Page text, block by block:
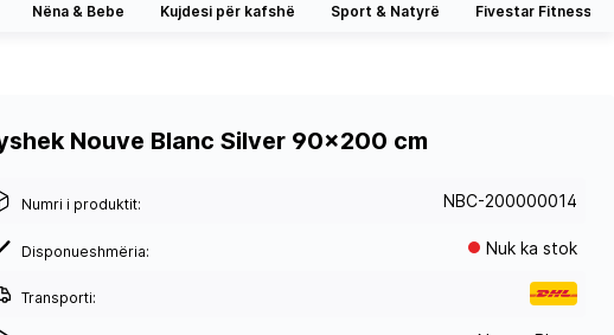
Nëna & Bebe Kujdesi për kafshë Sport & Natyrë Fivestar Fitness
Nouve Blanc Silver 90x200 cm
Numri i produktit: NBC-200000014
Disponueshmëria: Nuk ka stok
Transporti: